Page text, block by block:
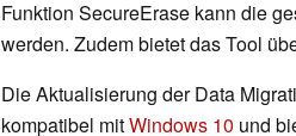
Funktion SecureErase kann die
werden. Zudem bietet das Tool
Die Aktualisierung der Data
kompatibel mitWindows 10 und